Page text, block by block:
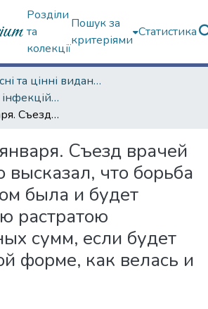
Розділи
та
колекції
Пошук за
критеріями
Статистика
9. Рідкісні та цінні видання
<B>Боротьба з інфекційними хворобами</B>
Полтава, 9 января. Съезд врачей решительно высказал, что борьба с дифтеритом была и будет бесполезною растратою общественных сумм, если будет вестись в той форме, как велась и ведется
Съезд врачей
высказал, что борьба
была и будет
растратою
сумм, если будет
форме, как велась и